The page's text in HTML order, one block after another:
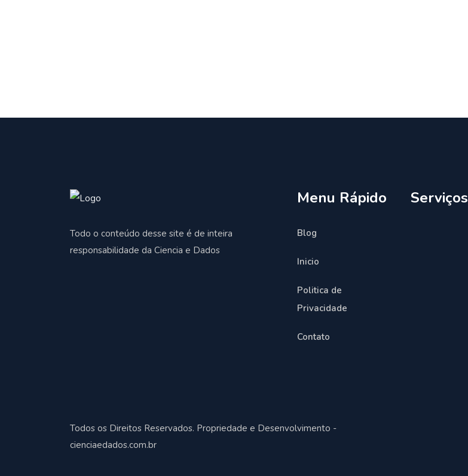
Todo o conteúdo desse site é de inteira
responsabilidade da Ciencia e Dados
Menu Rápido
Blog
Inicio
Politica de
Privacidade
Contato
Serviços
Todos os Direitos Reservados. Propriedade e Desenvolvimento -
cienciaedados.com.br